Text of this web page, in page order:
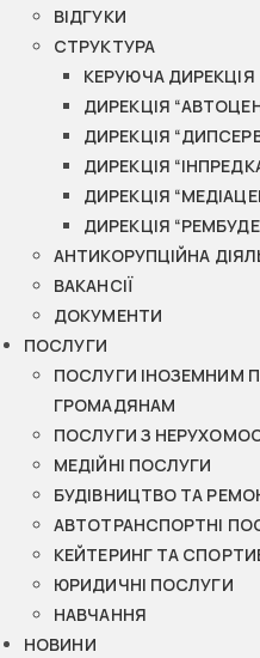
ВІДГУКИ
СТРУКТУРА
КЕРУЮЧА ДИРЕКЦІЯ
ДИРЕКЦІЯ
ДИРЕКЦІЯ
ДИРЕКЦІЯ
ДИРЕКЦІЯ
ДИРЕКЦІЯ
АНТИКОРУПЦІЙНА
ВАКАНСІЇ
ДОКУМЕНТИ
ПОСЛУГИ
ПОСЛУГИ ІНОЗЕМНИМ
ГРОМАДЯНАМ
ПОСЛУГИ З
МЕДІЙНІ ПОСЛУГИ
БУДІВНИЦТВО ТА
АВТОТРАНСПОРТНІ
КЕЙТЕРИНГ ТА
ЮРИДИЧНІ ПОСЛУГИ
НАВЧАННЯ
НОВИНИ